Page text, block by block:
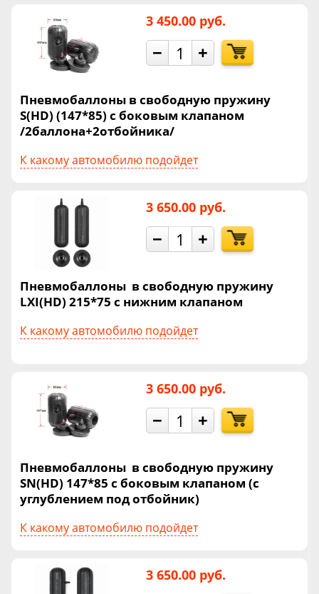
3 450.00 руб.
− +
Пневмобаллоны в свободную пружину
S(HD) (147*85) с боковым клапаном
/2баллона+2отбойника/
К какому автомобилю подойдет
3 650.00 руб.
− +
Пневмобаллоны в свободную пружину
LXI(HD) 215*75 с нижним клапаном
К какому автомобилю подойдет
3 650.00 руб.
− +
Пневмобаллоны в свободную пружину
SN(HD) 147*85 с боковым клапаном (с
углублением под отбойник)
К какому автомобилю подойдет
3 650.00 руб.